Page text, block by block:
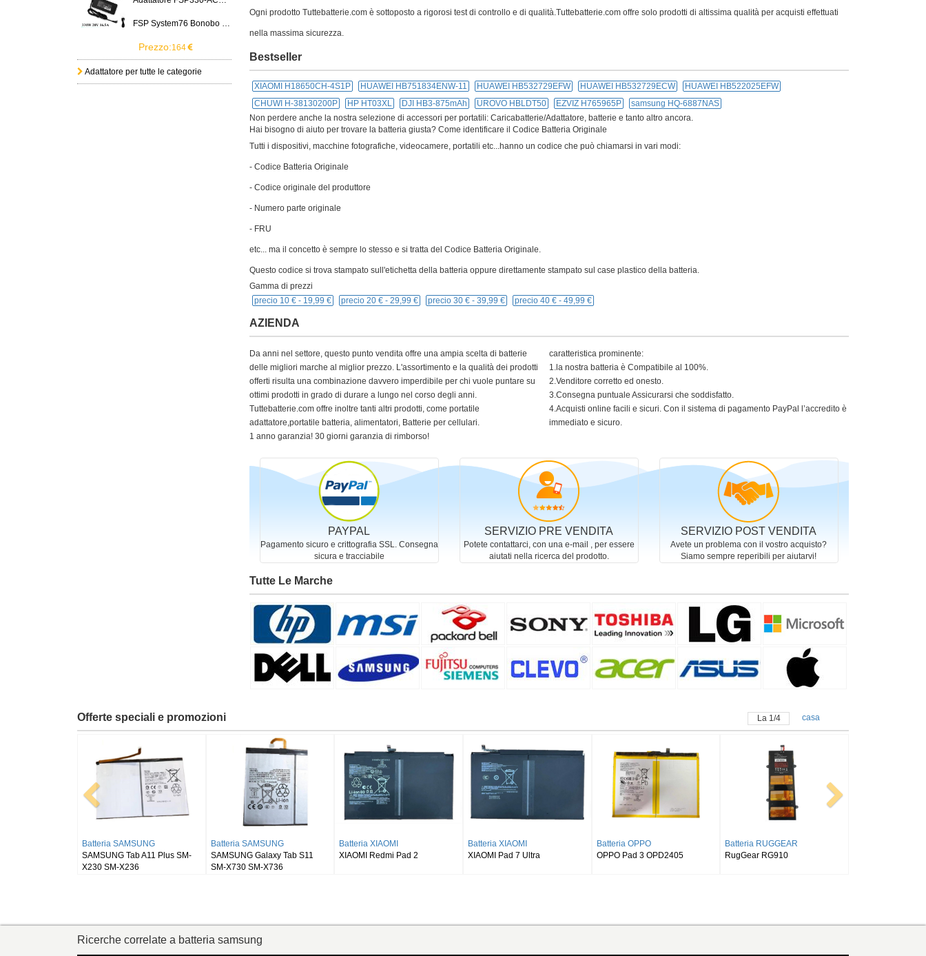
Ogni prodotto Tuttebatterie.com è sottoposto a rigorosi test di controllo e di qualità.Tuttebatterie.com offre solo prodotti di altissima qualità per acquisti effettuati
nella massima sicurezza.
Bestseller
XIAOMI H18650CH-4S1P HUAWEI HB751834ENW-11 HUAWEI HB532729EFW HUAWEI HB532729ECW
HUAWEI HB522025EFW
CHUWI H-38130200P
HP HT03XL DJI HB3-875mAh UROVO HBLDT50 EZVIZ H765965P
samsung HQ-6887NAS
Non perdere anche la nostra selezione di accessori per portatili: Caricabatterie/Adattatore, batterie e tanto altro ancora.
Hai bisogno di aiuto per trovare la batteria giusta? Come identificare il Codice Batteria Originale
Tutti i dispositivi, macchine fotografiche, videocamere, portatili etc...hanno un codice che può chiamarsi in vari modi:
- Codice Batteria Originale
- Codice originale del produttore
- Numero parte originale
- FRU
etc... ma il concetto è sempre lo stesso e si tratta del Codice Batteria Originale.
Questo codice si trova stampato sull'etichetta della batteria oppure direttamente stampato sul case plastico della batteria.
Gamma di prezzi
precio 10 € - 19,99 € precio 20 € - 29,99 € precio 30 € - 39,99 € precio 40 € - 49,99 €
AZIENDA
Da anni nel settore, questo punto vendita offre una ampia scelta di batterie
delle migliori marche al miglior prezzo. L'assortimento e la qualità dei prodotti
offerti risulta una combinazione davvero imperdibile per chi vuole puntare su
ottimi prodotti in grado di durare a lungo nel corso degli anni.
Tuttebatterie.com offre inoltre tanti altri prodotti, come portatile
adattatore,portatile batteria, alimentatori, Batterie per cellulari.
1 anno garanzia! 30 giorni garanzia di rimborso!
caratteristica prominente:
1.la nostra batteria è Compatibile al 100%.
2.Venditore corretto ed onesto.
3.Consegna puntuale Assicurarsi che soddisfatto.
4.Acquisti online facili e sicuri. Con il sistema di pagamento PayPal l’accredito è
immediato e sicuro.
PAYPAL
Pagamento sicuro e crittografia SSL. Consegna
sicura e tracciabile
SERVIZIO PRE VENDITA
Potete contattarci, con una e-mail , per essere
aiutati nella ricerca del prodotto.
SERVIZIO POST VENDITA
Avete un problema con il vostro acquisto?
Siamo sempre reperibili per aiutarvi!
Tutte Le Marche
FSP System76 Bonobo WS (bonw16)/Ultra 9/RTX5090
Prezzo:164
Adattatore per tutte le categorie
Offerte speciali e promozioni La 1/4 casa
Batteria RUGGEAR
RugGear RG910
Batteria BLACKVIEW
Blackview DK111
Batteria SAMSUNG
SAMSUNG Galaxy Tab S8 Ultra
Batteria SAMSUNG
SAMSUNG Galaxy Tab S9 Plus
Batteria SAMSUNG
SAMSUNG Galaxy Tab S9FE
Batteria SAMSUNG
SAMSUNG Tab Active Pro SM-
Ricerche correlate a batteria samsung